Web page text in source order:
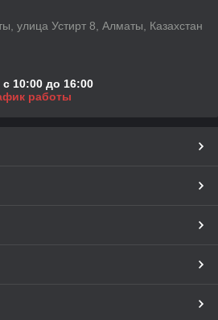
улица Устирт 8, Алматы, Казахстан
10:00 до 16:00
работы